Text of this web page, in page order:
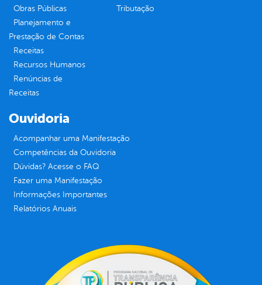
Obras Públicas
Planejamento e
Prestação de Contas
Receitas
Recursos Humanos
Renúncias de
Receitas
Tributação
Ouvidoria
Acompanhar uma Manifestação
Competências da Ouvidoria
Dúvidas? Acesse o FAQ
Fazer uma Manifestação
Informações Importantes
Relatórios Anuais